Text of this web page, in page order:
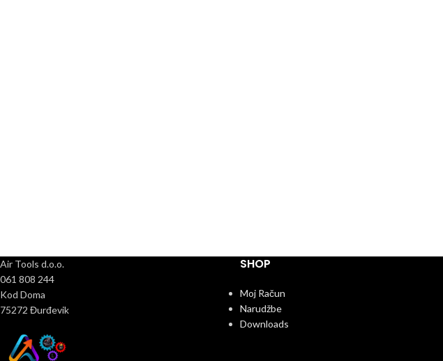
Air Tools d.o.o.
061 808 244
Kod Doma
75272 Đurđevik
SHOP
Moj Račun
Narudžbe
Downloads